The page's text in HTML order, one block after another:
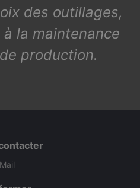
des outillages,
la maintenance
production.
Mail